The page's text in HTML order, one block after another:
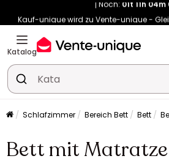
-10% ab €400 mitHEAT10auf
Noch:
Katalog
Schlafzimmer Bereich Bett Bett
Bett mit Matratze